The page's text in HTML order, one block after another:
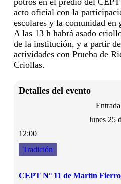
acto oficial con la
escolares y la comunidad en
A las 13 h habrá asado
de la institución, y a partir
actividades con Prueba de
Criollas.
Detalles del evento
lunes 25
12:00
Tradición
CEPT N° 11 de Martín Fierro